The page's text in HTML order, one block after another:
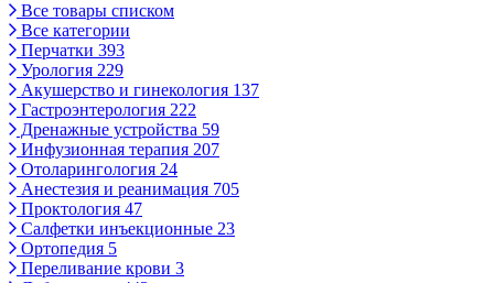
Все товары списком
Все категории
Перчатки 393
Урология 229
Акушерство и гинекология 137
Гастроэнтерология 222
Дренажные устройства 59
Инфузионная терапия 207
Отоларингология 24
Анестезия и реанимация 705
Проктология 47
Салфетки инъекционные 23
Ортопедия 5
Переливание крови 3